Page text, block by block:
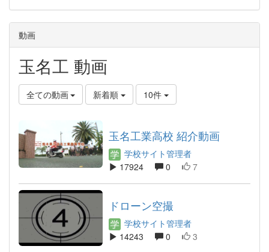
動画
玉名工 動画
全ての動画 新着順 10件
玉名工業高校 紹介動画
学校サイト管理者
17924
0 7
ドローン空撮
学校サイト管理者
14243
0 3